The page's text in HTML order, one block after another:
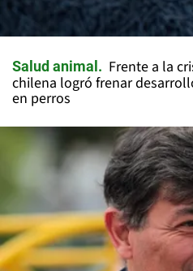
Salud animal
Frente a la
chilena logró frenar
en perros